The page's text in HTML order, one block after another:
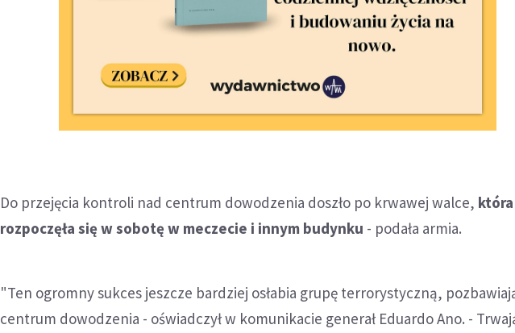
Do przejęcia kontroli nad centrum dowodzenia doszło po krwawej walce, która
rozpoczęła się w sobotę w meczecie i innym budynku - podała armia.
"Ten ogromny sukces jeszcze bardziej osłabia grupę terrorystyczną,
centrum dowodzenia - oświadczył w komunikacie generał Eduardo Ano. -